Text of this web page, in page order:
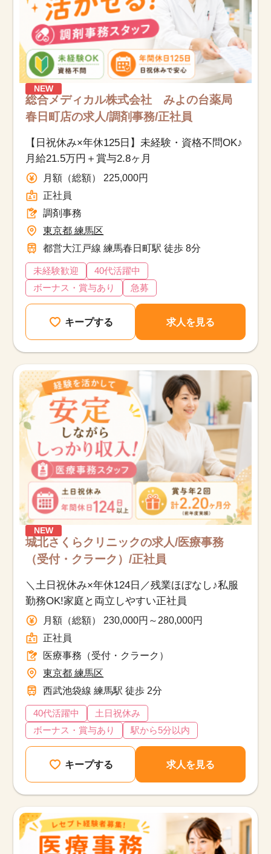
NEW
総合メディカル株式会社 みよの台薬局
春日町店の求人/調剤事務/正社員
【日祝休み×年休125日】未経験・資格不問OK♪
月給21.5万円＋賞与2.8ヶ月
月額（総額） 225,000円
正社員
調剤事務
東京都 練馬区
都営大江戸線 練馬春日町駅 徒歩 8分
未経験歓迎
40代活躍中
ボーナス・賞与あり
急募
キープする 求人を見る
NEW
城北さくらクリニックの求人/医療事務
（受付・クラーク）/正社員
＼土日祝休み×年休124日／残業ほぼなし♪私服
勤務OK!家庭と両立しやすい正社員
月額（総額） 230,000円～280,000円
正社員
医療事務（受付・クラーク）
東京都 練馬区
西武池袋線 練馬駅 徒歩 2分
40代活躍中
土日祝休み
ボーナス・賞与あり
駅から5分以内
キープする 求人を見る